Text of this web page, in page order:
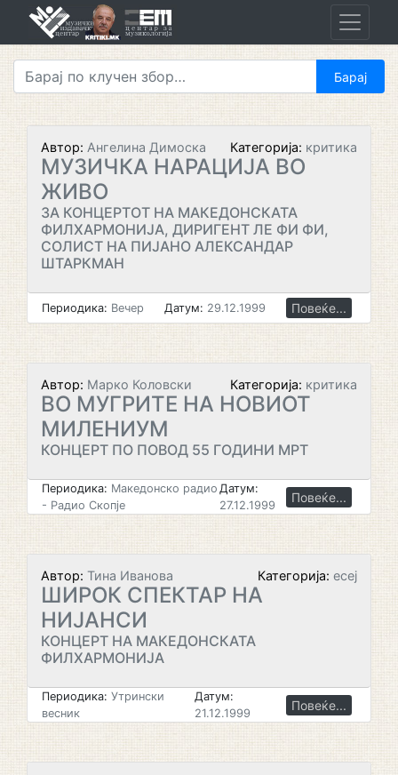
Автор: Ангелина Димоска Категорија: критика
МУЗИЧКА НАРАЦИЈА ВО
ЖИВО
ЗА КОНЦЕРТОТ НА МАКЕДОНСКАТА
ФИЛХАРМОНИЈА, ДИРИГЕНТ ЛЕ ФИ ФИ,
СОЛИСТ НА ПИЈАНО АЛЕКСАНДАР
ШТАРКМАН
Периодика: Вечер Датум: 29.12.1999 Повеќе...
Автор: Марко Коловски Категорија: критика
ВО МУГРИТЕ НА НОВИОТ
МИЛЕНИУМ
КОНЦЕРТ ПО ПОВОД 55 ГОДИНИ МРТ
Периодика: Македонско радио
- Радио Скопје
Датум:
27.12.1999
Повеќе...
Автор: Тина Иванова Категорија: есеј
ШИРОК СПЕКТАР НА
НИЈАНСИ
КОНЦЕРТ НА МАКЕДОНСКАТА
ФИЛХАРМОНИЈА
Периодика: Утрински
весник
Датум:
21.12.1999
Повеќе...